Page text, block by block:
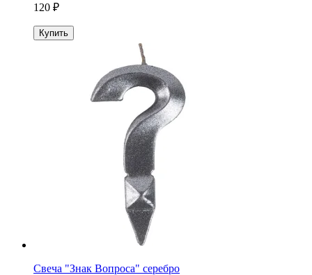
120 ₽
Купить
Свеча "Знак Вопроса" серебро